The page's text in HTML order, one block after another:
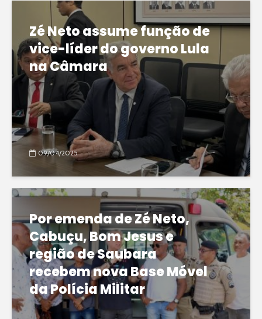
Zé Neto assume função de
vice-líder do governo Lula
na Câmara
09/04/2025
Por emenda de Zé Neto,
Cabuçu, Bom Jesus e
região de Saubara
recebem nova Base Móvel
da Polícia Militar